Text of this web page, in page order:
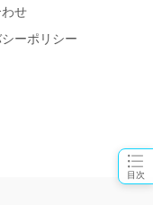
目次
せ
ーポリシー